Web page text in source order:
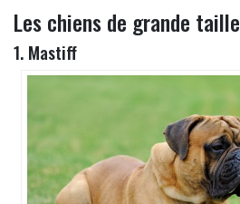
Les chiens de grande taille
1. Mastiff